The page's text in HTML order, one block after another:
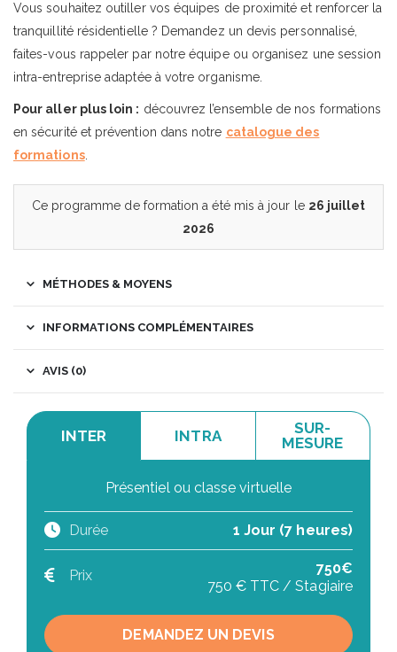
Vous souhaitez outiller vos équipes de proximité et renforcer la
tranquillité résidentielle ? Demandez un devis personnalisé,
faites-vous rappeler par notre équipe ou organisez une session
intra-entreprise adaptée à votre organisme.
Pour aller plus loin : découvrez l’ensemble de nos formations
en sécurité et prévention dans notre catalogue des
formations.
Ce programme de formation a été mis à jour le 26 juillet
2026
MÉTHODES & MOYENS
INFORMATIONS COMPLÉMENTAIRES
AVIS (0)
INTER INTRA
SUR-
MESURE
Présentiel ou classe virtuelle
Durée 1 Jour (7 heures)
Prix
750€
750 € TTC / Stagiaire
DEMANDEZ UN DEVIS